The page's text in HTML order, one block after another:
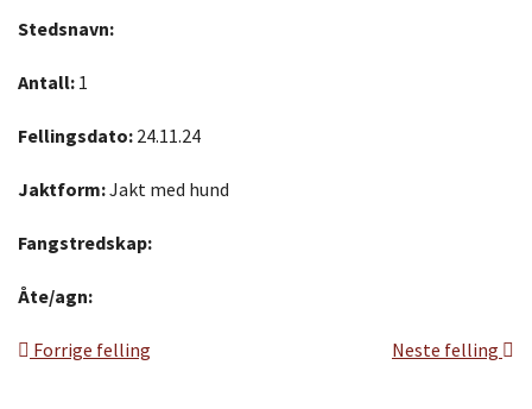
Stedsnavn:
Antall: 1
Fellingsdato: 24.11.24
Jaktform:Jakt med hund
Fangstredskap:
Åte/agn:
Forrige felling Neste felling